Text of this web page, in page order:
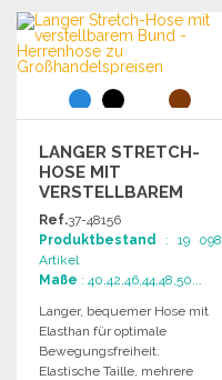
Angebot anfordern
LANGER STRETCH-
HOSE MIT
VERSTELLBAREM
BUND
Ref.37-48156
Produktbestand : 19 098
Artikel
Maße : 40,42,46,44,48,50...
Langer, bequemer Hose mit
Elasthan für optimale
Bewegungsfreiheit.
Elastische Taille, mehrere